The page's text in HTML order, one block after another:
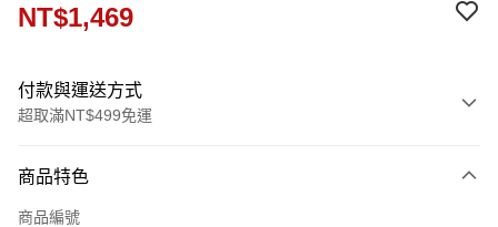
NT$1,469
付款與運送方式
超取滿NT$499免運
信用卡一次付款
商品特色
商品編號